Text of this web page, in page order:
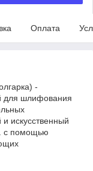
Оплата
-
для шлифования
искусственный
с помощью